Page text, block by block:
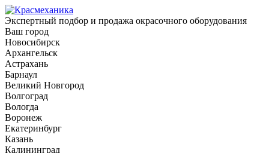
Экспертный подбор и продажа окрасочного оборудования
Ваш город
Новосибирск
Архангельск
Астрахань
Барнаул
Великий Новгород
Волгоград
Вологда
Воронеж
Екатеринбург
Казань
Калининград